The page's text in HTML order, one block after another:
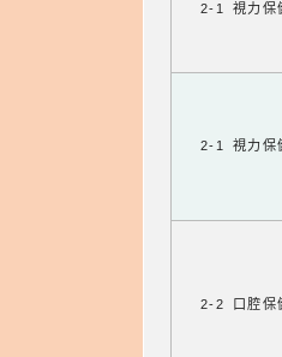
2-1 視力保
2-1 視力保
2-2 口腔保